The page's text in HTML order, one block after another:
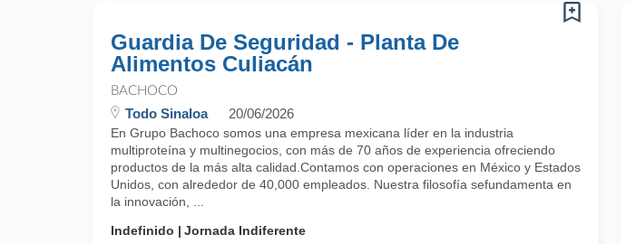
Guardia De Seguridad - Planta De
Alimentos Culiacán
BACHOCO
Todo Sinaloa 20/06/2026
En Grupo Bachoco somos una empresa mexicana líder en la industria
multiproteína y multinegocios, con más de 70 años de experiencia ofreciendo
productos de la más alta calidad.Contamos con operaciones en México y Estados
Unidos, con alrededor de 40,000 empleados. Nuestra filosofía sefundamenta en
la innovación, ...
Indefinido
Jornada Indiferente